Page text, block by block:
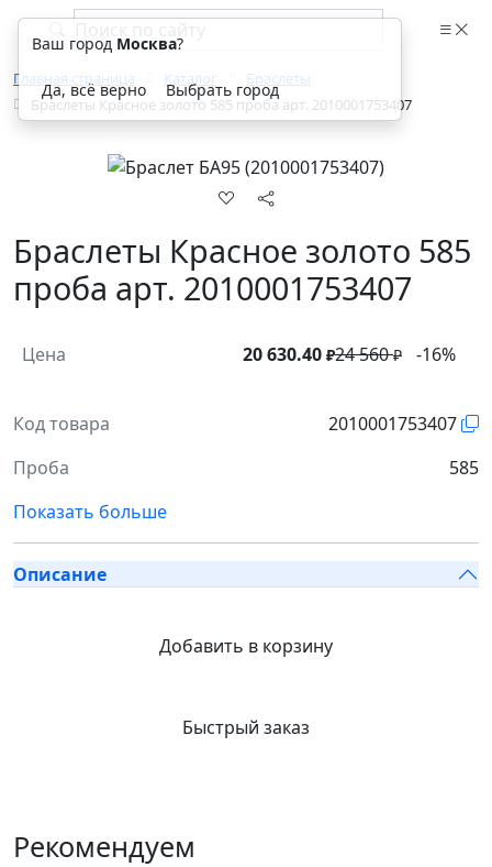
Главная страница Каталог
Браслеты
Браслеты Красное золото 585 проба арт. 2010001753407
Браслеты Красное золото 585
проба арт. 2010001753407
Цена 20 630.40 ₽24 560₽ -16%
Код товара
2010001753407
Проба
585
Показать больше
Описание
Добавить в корзину
Быстрый заказ
Рекомендуем
Ваш город Москва?
Да, всё верно Выбрать город